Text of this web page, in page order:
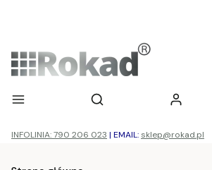
Menu Otwórz wyszukiwarkę
Szukaj Zaloguj się
INFOLINIA: 790 206 023 | EMAIL: sklep@rokad.pl